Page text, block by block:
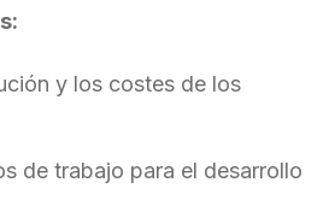
y los costes de los
de trabajo para el desarrollo